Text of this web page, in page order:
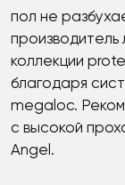
пол не
коллекции
благодаря
megaloc.
с высокой
Angel.